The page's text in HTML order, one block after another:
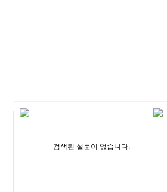
검색된 설문이 없습니다.